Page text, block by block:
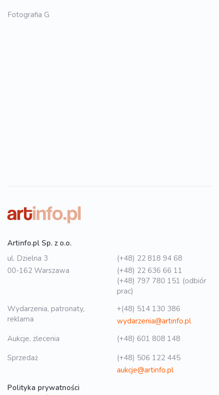
Fotografia G
Artinfo.pl Sp. z o.o.
ul. Dzielna 3
00-162 Warszawa
(+48) 22 818 94 68
(+48) 22 636 66 11
(+48) 797 780 151 (odbiór
prac)
Wydarzenia, patronaty,
reklama
+(48) 514 130 386
wydarzenia@artinfo.pl
Aukcje, zlecenia
(+48) 601 808 148
Sprzedaż
(+48) 506 122 445
aukcje@artinfo.pl
Polityka prywatności